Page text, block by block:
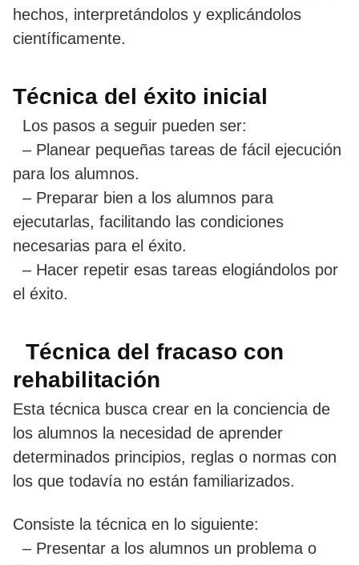
hechos, interpretándolos y explicándolos
científicamente.
Técnica del éxito inicial
Los pasos a seguir pueden ser:
– Planear pequeñas tareas de fácil ejecución
para los alumnos.
– Preparar bien a los alumnos para
ejecutarlas, facilitando las condiciones
necesarias para el éxito.
– Hacer repetir esas tareas elogiándolos por
el éxito.
Técnica del fracaso con
rehabilitación
Esta técnica busca crear en la conciencia de
los alumnos la necesidad de aprender
determinados principios, reglas o normas con
los que todavía no están familiarizados.
Consiste la técnica en lo siguiente:
– Presentar a los alumnos un problema o